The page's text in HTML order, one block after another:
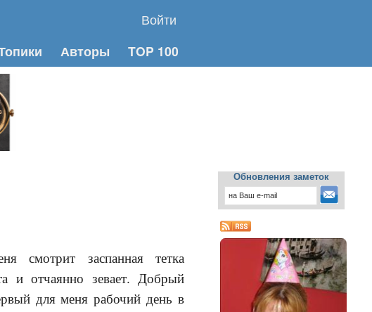
Войти
Авторы TOP 100
смотрит заспанная тетка
и отчаянно зевает. Добрый
для меня рабочий день в
Обновления заметок